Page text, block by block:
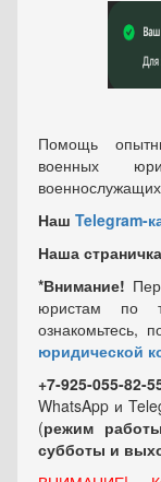
Помощь
военных
Наш Telegram-
Наша
*Внимание!
юристам по
ознакомьтесь,
юридической
+7-925-055-
WhatsApp и
(режим
субботы и